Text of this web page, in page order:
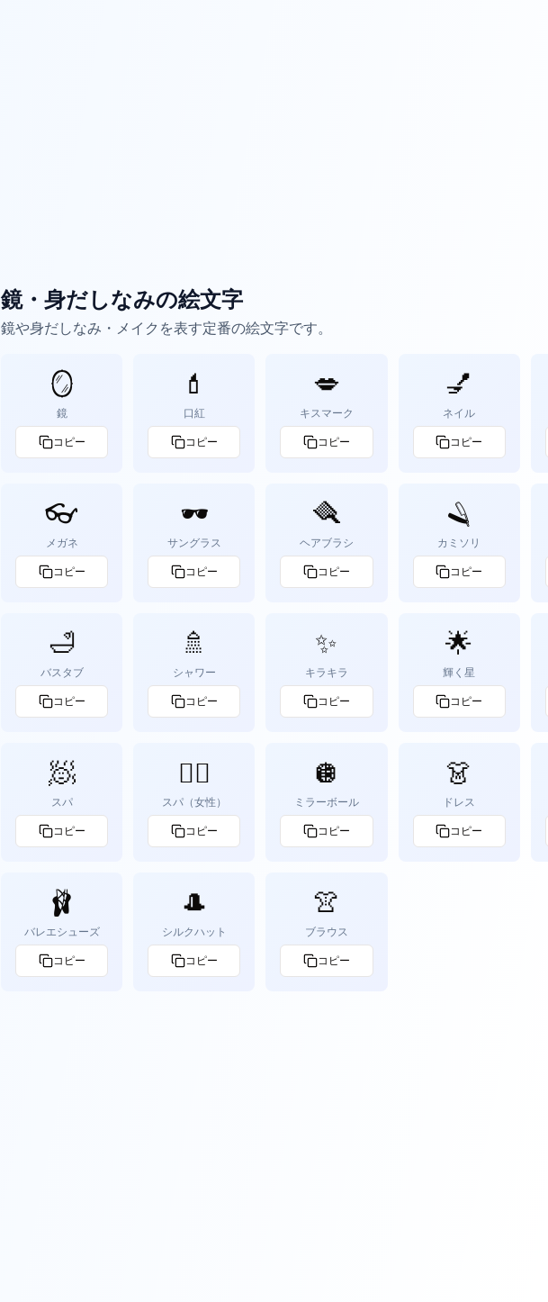
鏡・身だしなみの絵文字
鏡や身だしなみ・メイクを表す定番の絵文字です。
🪞
鏡
コピー
💄
口紅
コピー
💋
キスマーク
コピー
💅
ネイル
コピー
👓
メガネ
コピー
🕶️
サングラス
コピー
🪮
ヘアブラシ
コピー
🪒
カミソリ
コピー
🛁
バスタブ
コピー
🚿
シャワー
コピー
✨
キラキラ
コピー
🌟
輝く星
コピー
🧖
スパ
コピー
🧖‍♀️
スパ（女性）
コピー
🪩
ミラーボール
コピー
👗
ドレス
コピー
🩰
バレエシューズ
コピー
🎩
シルクハット
コピー
👚
ブラウス
コピー